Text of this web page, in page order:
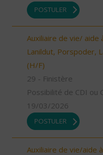
POSTULER
Auxiliaire de vie/ aide
Lanildut, Porspoder,
(H/F)
29 - Finistère
Possibilité de CDI ou
19/03/2026
POSTULER
Auxiliaire de vie/aide